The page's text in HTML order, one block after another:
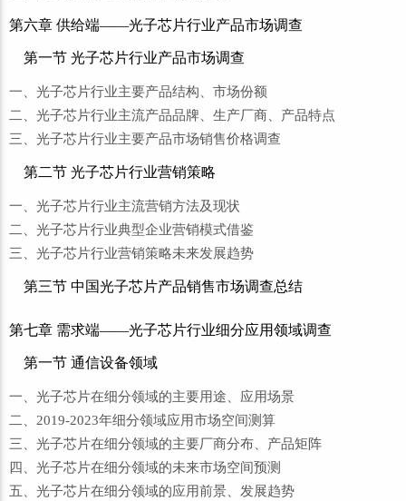
第六章 供给端——光子芯片行业产品市场调查
第一节 光子芯片行业产品市场调查
一、光子芯片行业主要产品结构、市场份额
二、光子芯片行业主流产品品牌、生产厂商、产品特点
三、光子芯片行业主要产品市场销售价格调查
第二节 光子芯片行业营销策略
一、光子芯片行业主流营销方法及现状
二、光子芯片行业典型企业营销模式借鉴
三、光子芯片行业营销策略未来发展趋势
第三节 中国光子芯片产品销售市场调查总结
第七章 需求端——光子芯片行业细分应用领域调查
第一节 通信设备领域
一、光子芯片在细分领域的主要用途、应用场景
二、2019-2023年细分领域应用市场空间测算
三、光子芯片在细分领域的主要厂商分布、产品矩阵
四、光子芯片在细分领域的未来市场空间预测
五、光子芯片在细分领域的应用前景、发展趋势